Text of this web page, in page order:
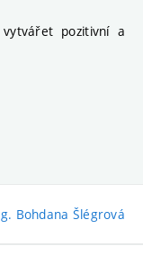
pozitivní a
Bohdana Šlégrová